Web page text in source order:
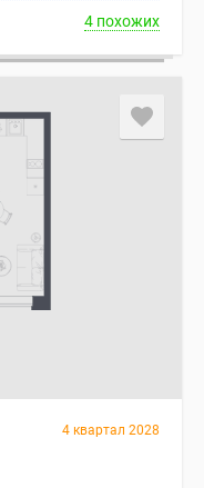
4 похожих
4 квартал 2028